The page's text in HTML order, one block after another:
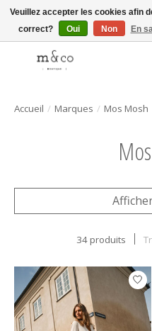
Livraison gratuite avec tout achat de
Accueil / Marques / Mos Mosh
34 produits
Veuillez accepter les cookies afin
correct?
Oui Non En